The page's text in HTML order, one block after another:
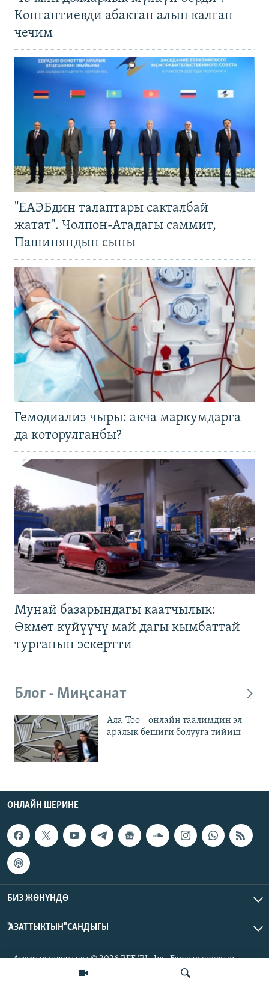
Конгантиевди абактан алып калган
чечим
"ЕАЭБдин талаптары сакталбай
жатат". Чолпон-Атадагы саммит,
Пашиняндын сыны
Гемодиализ чыры: акча маркумдарга
да которулганбы?
Мунай базарындагы каатчылык:
Өкмөт күйүүчү май дагы кымбаттай
турганын эскертти
Блог - Миңсанат
Ала-Тоо – онлайн таалимдин эл
аралык бешиги болууга тийиш
ОНЛАЙН ШЕРИНЕ
БИЗ ЖӨНҮНДӨ
"АЗАТТЫКТЫН" САНДЫГЫ
Азаттык үналгысы © 2026 RFE/RL, Inc. Бардык укуктар